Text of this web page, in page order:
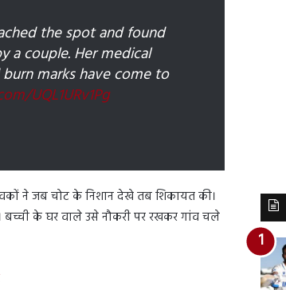
the spot and found
a couple. Her medical
marks have come to
UQL1URv1Pg
ने जब चोट के निशान देखे तब शिकायत की।
बच्ची के घर वाले उसे नौकरी पर रखकर गांव चले